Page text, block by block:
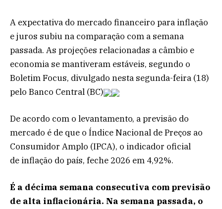
A expectativa do mercado financeiro para inflação
e juros subiu na comparação com a semana
passada. As projeções relacionadas a câmbio e
economia se mantiveram estáveis, segundo o
Boletim Focus, divulgado nesta segunda-feira (18)
pelo Banco Central (BC)
De acordo com o levantamento, a previsão do
mercado é de que o Índice Nacional de Preços ao
Consumidor Amplo (IPCA), o indicador oficial
de inflação do país, feche 2026 em 4,92%.
É a décima semana consecutiva com previsão
de alta inflacionária. Na semana passada, o